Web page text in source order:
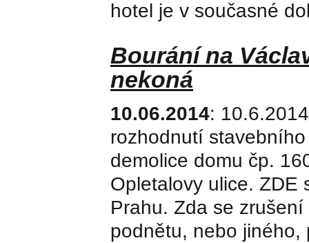
hotel je v současné
Bourání na
nekoná
10.06.2014:
rozhodnutí
demolice domu čp.
Opletalovy ulice. ZDE
Prahu. Zda se
podnětu, nebo